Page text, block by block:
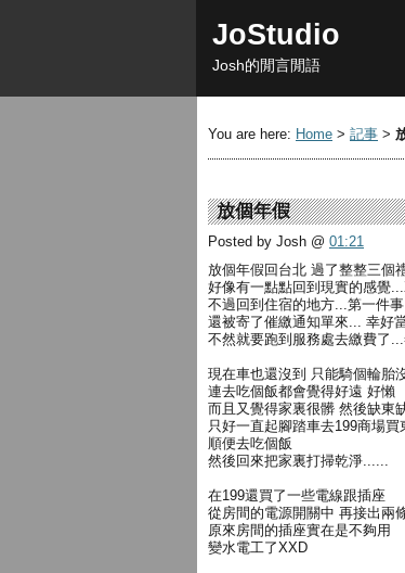
JoStudio
Josh的閒言閒語
You are here: Home > 記事 >
放個年假
Posted by Josh @ 01:21
放個年假回台北 過了整整三個
好像有一點點回到現實的感覺
不過回到住宿的地方...第一件
還被寄了催繳通知單來... 幸好
不然就要跑到服務處去繳費了
現在車也還沒到 只能騎個輪胎
連去吃個飯都會覺得好遠 好懶
而且又覺得家裏很髒 然後缺東
只好一直起腳踏車去199商場買
順便去吃個飯
然後回來把家裏打掃乾淨......
在199還買了一些電線跟插座
從房間的電源開關中 再接出兩
原來房間的插座實在是不夠用
變水電工了XXD